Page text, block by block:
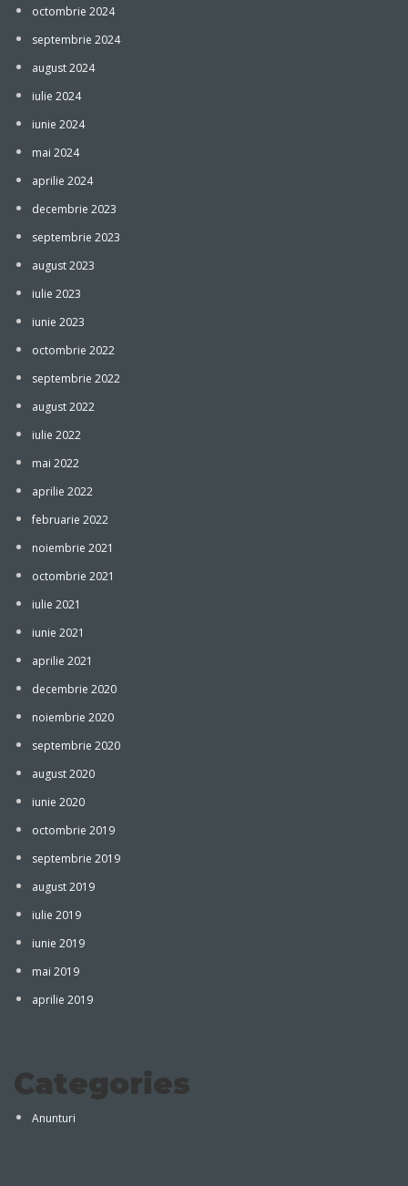
octombrie 2024
septembrie 2024
august 2024
iulie 2024
iunie 2024
mai 2024
aprilie 2024
decembrie 2023
septembrie 2023
august 2023
iulie 2023
iunie 2023
octombrie 2022
septembrie 2022
august 2022
iulie 2022
mai 2022
aprilie 2022
februarie 2022
noiembrie 2021
octombrie 2021
iulie 2021
iunie 2021
aprilie 2021
decembrie 2020
noiembrie 2020
septembrie 2020
august 2020
iunie 2020
octombrie 2019
septembrie 2019
august 2019
iulie 2019
iunie 2019
mai 2019
aprilie 2019
Categories
Anunturi